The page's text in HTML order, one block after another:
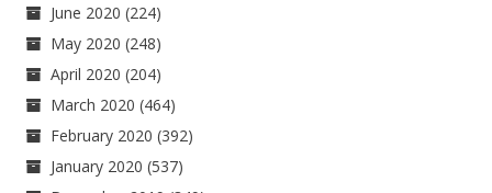
June 2020 (224)
May 2020 (248)
April 2020 (204)
March 2020 (464)
February 2020 (392)
January 2020 (537)